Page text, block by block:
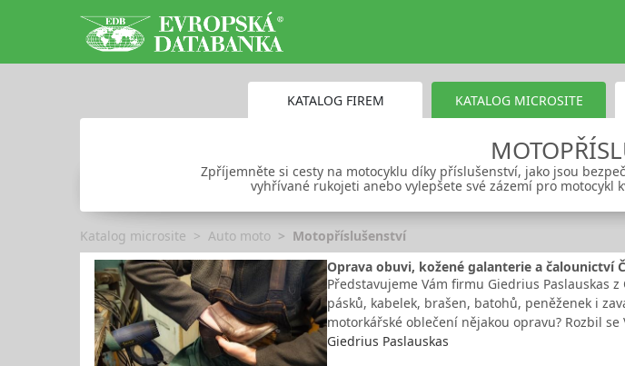
KATALOG FIREM KATALOG MICROSITE
Zpříjemněte si cesty na motocyklu díky příslušenství, jako jsou
vyhřívané rukojeti anebo vylepšete své zázemí pro
Katalog microsite Auto moto
Motopříslušenství
Oprava obuvi, kožené galanterie a čalounictví
Představujeme Vám firmu Giedrius Paslauskas
pásků, kabelek, brašen, batohů, peněženek i
motorkářské oblečení nějakou opravu? Rozbil se
Giedrius Paslauskas